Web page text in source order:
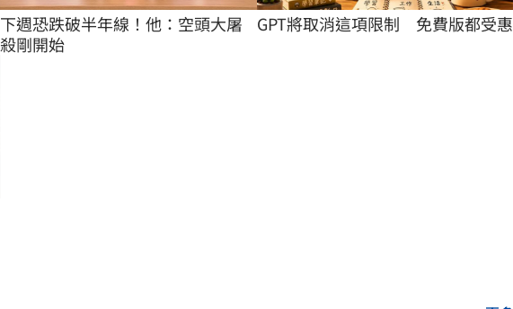
下週恐跌破半年線！他：空頭大屠
殺剛開始
GPT將取消這項限制　免費版都受惠